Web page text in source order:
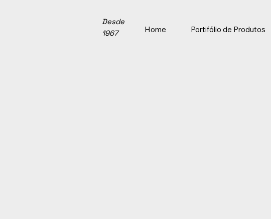
Home Portifólio de Produtos
Desde
1967